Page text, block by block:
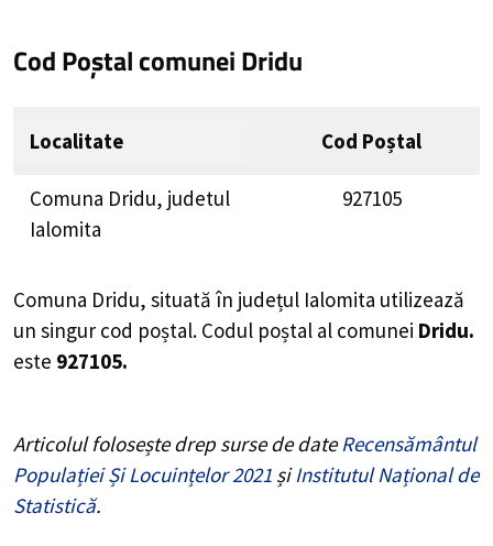
Cod Poștal comunei Dridu
Localitate Cod Poștal
Comuna Dridu, judetul
Ialomita
927105
Comuna Dridu, situată în județul Ialomita utilizează
un singur cod poștal. Codul poștal al comunei Dridu.
este 927105.
Articolul folosește drep surse de dateRecensământul
Populației Și Locuințelor 2021 șiInstitutul Național de
Statistică.